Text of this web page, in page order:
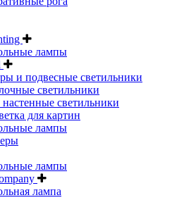
лампы
и подвесные светильники
светильники
светильники
для картин
лампы
лампы
лампа